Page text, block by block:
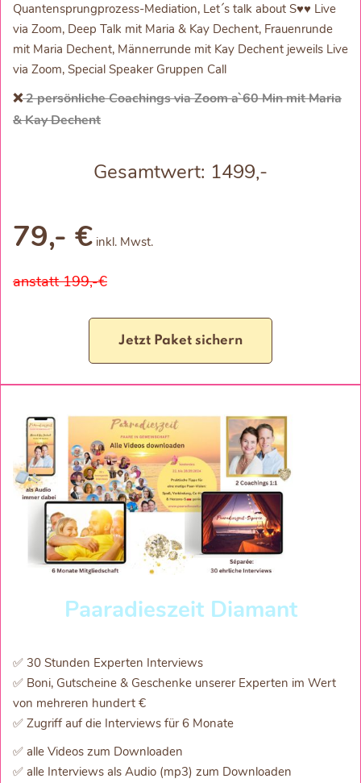
Quantensprungprozess-Mediation, Let´s talk about S♥♥ Live
via Zoom, Deep Talk mit Maria & Kay Dechent, Frauenrunde
mit Maria Dechent, Männerrunde mit Kay Dechent jeweils Live
via Zoom, Special Speaker Gruppen Call
❌2 persönliche Coachings via Zoom a`60 Min mit Maria
& Kay Dechent
Gesamtwert: 1499,-
79,- € inkl. Mwst.
anstatt 199,-€
Jetzt Paket sichern
Paaradieszeit Diamant
✅ 30 Stunden Experten Interviews
✅ Boni, Gutscheine & Geschenke unserer Experten im Wert
von mehreren hundert €
✅ Zugriff auf die Interviews für 6 Monate
✅ alle Videos zum Downloaden
✅ alle Interviews als Audio (mp3) zum Downloaden